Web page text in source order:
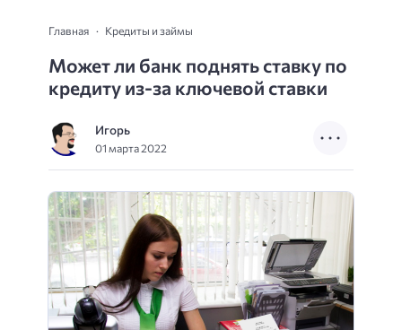
Главная Кредиты и займы
Может ли банк поднять ставку по
кредиту из-за ключевой ставки
Игорь
01 марта 2022